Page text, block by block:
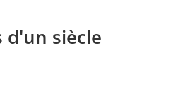
d'un siècle